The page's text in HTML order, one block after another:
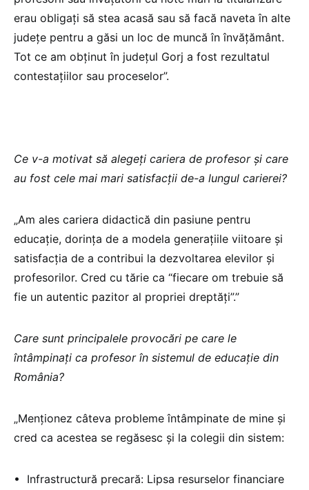
erau obligați să stea acasă sau să facă naveta în alte
județe pentru a găsi un loc de muncă în învățământ.
Tot ce am obținut în județul Gorj a fost rezultatul
contestațiilor sau proceselor”.
Ce v-a motivat să alegeți cariera de profesor și care
au fost cele mai mari satisfacții de-a lungul carierei?
„Am ales cariera didactică din pasiune pentru
educație, dorința de a modela generațiile viitoare și
satisfacția de a contribui la dezvoltarea elevilor și
profesorilor. Cred cu tărie ca “fiecare om trebuie să
fie un autentic pazitor al propriei dreptăți”.”
Care sunt principalele provocări pe care le
întâmpinați ca profesor în sistemul de educație din
România?
„Menționez câteva probleme întâmpinate de mine și
cred ca acestea se regăsesc și la colegii din sistem:
•⁠ ⁠Infrastructură precară: Lipsa resurselor financiare